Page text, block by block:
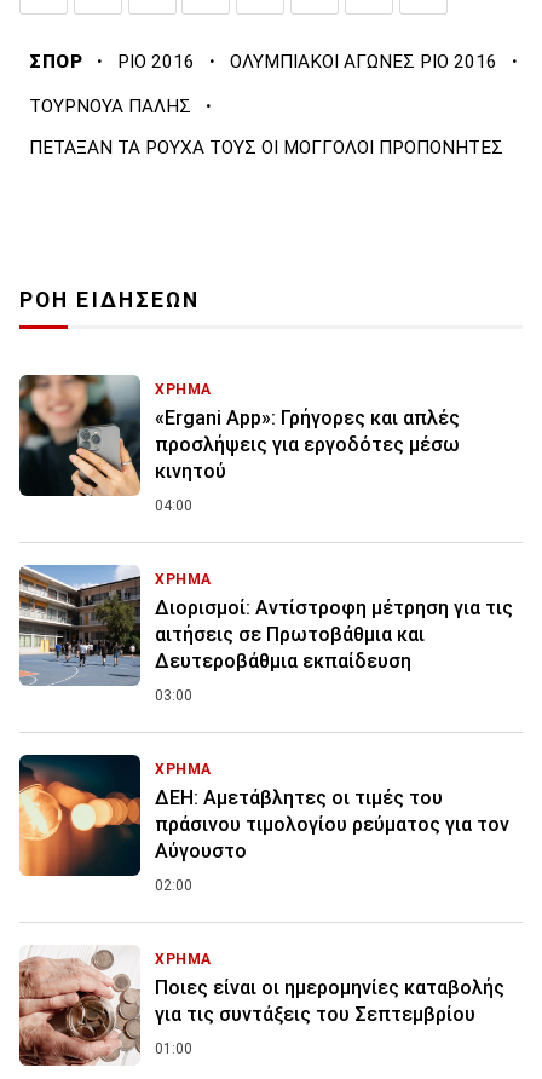
ΣΠΟΡ · ΡΙΟ 2016 · ΟΛΥΜΠΙΑΚΟΙ ΑΓΩΝΕΣ ΡΙΟ 2016 ·
ΤΟΥΡΝΟΥΑ ΠΑΛΗΣ ·
ΠΕΤΑΞΑΝ ΤΑ ΡΟΥΧΑ ΤΟΥΣ ΟΙ ΜΟΓΓΟΛΟΙ ΠΡΟΠΟΝΗΤΕΣ
ΡΟΗ ΕΙΔΗΣΕΩΝ
ΧΡΗΜΑ
«Ergani App»: Γρήγορες και απλές
προσλήψεις για εργοδότες μέσω
κινητού
04:00
ΧΡΗΜΑ
Διορισμοί: Αντίστροφη μέτρηση για τις
αιτήσεις σε Πρωτοβάθμια και
Δευτεροβάθμια εκπαίδευση
03:00
ΧΡΗΜΑ
ΔΕΗ: Αμετάβλητες οι τιμές του
πράσινου τιμολογίου ρεύματος για τον
Αύγουστο
02:00
ΧΡΗΜΑ
Ποιες είναι οι ημερομηνίες καταβολής
για τις συντάξεις του Σεπτεμβρίου
01:00